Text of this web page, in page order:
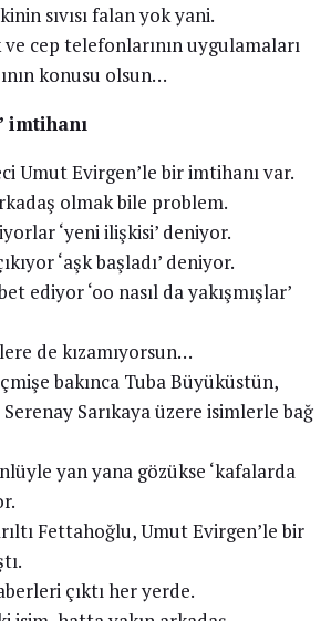
sıvısı falan yok yani.
cep telefonlarının uygulamaları
konusu olsun…
imtihanı
Umut Evirgen’le bir imtihanı var.
olmak bile problem.
‘yeni ilişkisi’ deniyor.
‘aşk başladı’ deniyor.
ediyor ‘oo nasıl da yakışmışlar’
de kızamıyorsun…
bakınca Tuba Büyüküstün,
Sarıkaya üzere isimlerle bağ
yan yana gözükse ‘kafalarda
Fettahoğlu, Umut Evirgen’le bir
çıktı her yerde.